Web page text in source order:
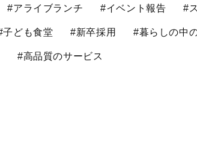
#アライブランチ #イベント報告 #
子ども食堂 #新卒採用 #暮らしの中
#高品質のサービス